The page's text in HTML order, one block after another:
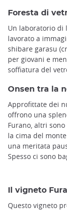
Foresta di
Un laboratorio di
lavorato a
shibare garasu
per giovani e
soffiatura del
Onsen tra la
Approfittate dei
offrono una
Furano, altri
la cima del
una meritata
Spesso ci sono
Il vigneto
Questo vigneto